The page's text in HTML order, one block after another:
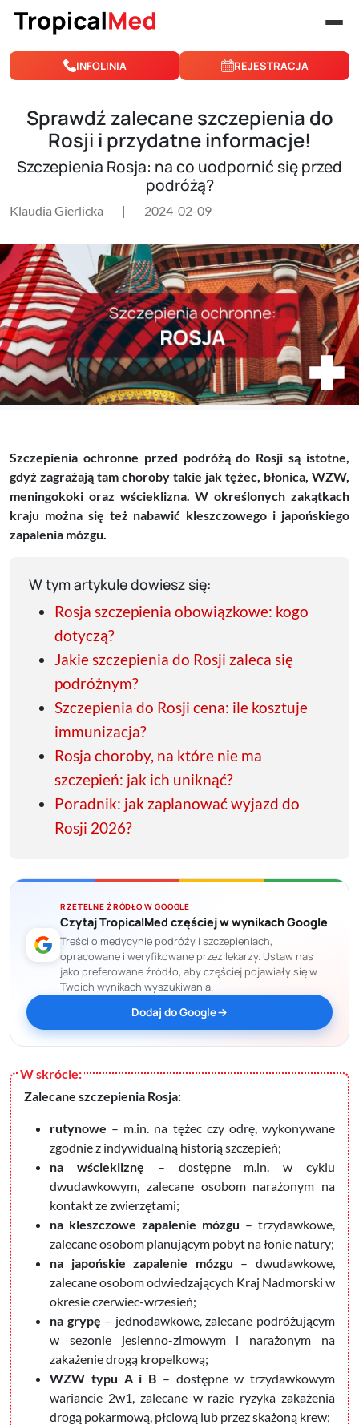
Przejdź do treści
INFOLINIA REJESTRACJA
Sprawdź zalecane szczepienia do
Rosji i przydatne informacje!
Szczepienia Rosja: na co uodpornić się przed
podróżą?
Klaudia Gierlicka | 2024-02-09
Szczepienia ochronne przed podróżą do Rosji są istotne,
gdyż zagrażają tam choroby takie jak tężec, błonica, WZW,
meningokoki oraz wścieklizna. W określonych zakątkach
kraju można się też nabawić kleszczowego i japońskiego
zapalenia mózgu.
W tym artykule dowiesz się:
Rosja szczepienia obowiązkowe: kogo
dotyczą?
Jakie szczepienia do Rosji zaleca się
podróżnym?
Szczepienia do Rosji cena: ile kosztuje
immunizacja?
Rosja choroby, na które nie ma
szczepień: jak ich uniknąć?
Poradnik: jak zaplanować wyjazd do
Rosji 2026?
RZETELNE ŹRÓDŁO W GOOGLE
Czytaj TropicalMed częściej w wynikach Google
Treści o medycynie podróży i szczepieniach,
opracowane i weryfikowane przez lekarzy. Ustaw nas
jako preferowane źródło, aby częściej pojawiały się w
Twoich wynikach wyszukiwania.
Dodaj do Google
Zalecane szczepienia Rosja:
rutynowe – m.in. na tężec czy odrę, wykonywane
zgodnie z indywidualną historią szczepień;
na wściekliznę – dostępne m.in. w cyklu
dwudawkowym, zalecane osobom narażonym na
kontakt ze zwierzętami;
na kleszczowe zapalenie mózgu – trzydawkowe,
zalecane osobom planującym pobyt na łonie natury;
na japońskie zapalenie mózgu – dwudawkowe,
zalecane osobom odwiedzających Kraj Nadmorski w
okresie czerwiec-wrzesień;
na grypę – jednodawkowe, zalecane podróżującym
w sezonie jesienno-zimowym i narażonym na
zakażenie drogą kropelkową;
WZW typu A i B – dostępne w trzydawkowym
wariancie 2w1, zalecane w razie ryzyka zakażenia
drogą pokarmową, płciową lub przez skażoną krew;